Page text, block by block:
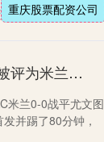
重庆股票配资公司
配资新闻网 传球成功率高达96.9%！孔塞桑被评为米兰0-0尤文全场最佳
米兰0-0战平尤文图
并踢了80分钟，